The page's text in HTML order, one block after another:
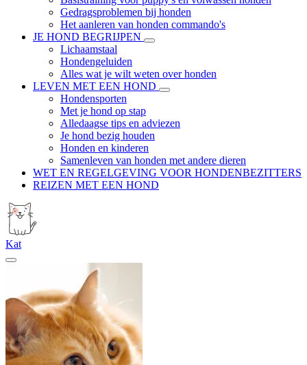
Gedragsproblemen bij honden
Het aanleren van honden commando's
JE HOND BEGRIJPEN
Lichaamstaal
Hondengeluiden
Alles wat je wilt weten over honden
LEVEN MET EEN HOND
Hondensporten
Met je hond op stap
Alledaagse tips en adviezen
Je hond bezig houden
Honden en kinderen
Samenleven van honden met andere dieren
WET EN REGELGEVING VOOR HONDENBEZITTERS
REIZEN MET EEN HOND
Kat